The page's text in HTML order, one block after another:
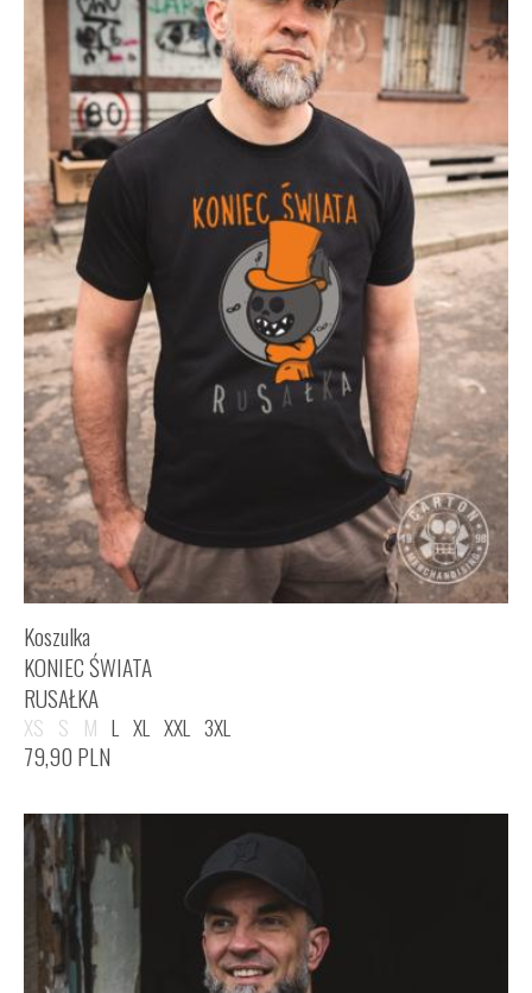
Koszulka
KONIEC ŚWIATA
RUSAŁKA
XS S M L XL XXL 3XL
79,90 PLN